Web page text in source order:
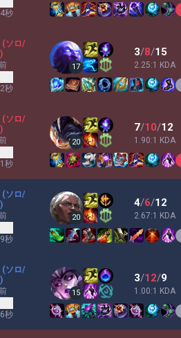
秒
(ソロ/
秒
17
3/8/15
2.25:1 KDA
(ソロ/
秒
20
7/10/12
1.90:1 KDA
(ソロ/
秒
20
4/6/12
2.67:1 KDA
(ソロ/
秒
15
3/12/9
1.00:1 KDA